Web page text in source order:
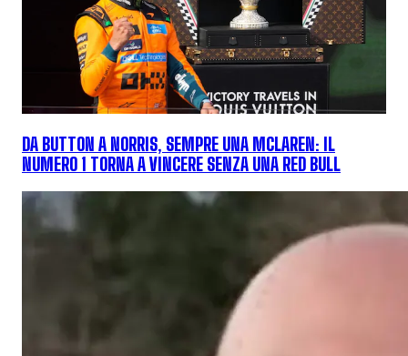
DA BUTTON A NORRIS, SEMPRE UNA MCLAREN: IL
NUMERO 1 TORNA A VINCERE SENZA UNA RED BULL